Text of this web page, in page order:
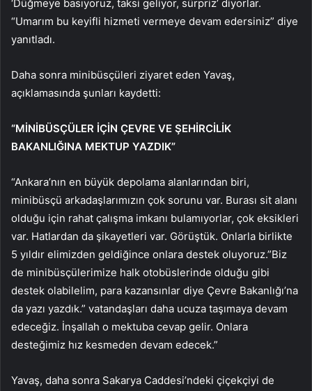
‘Düğmeye basıyoruz, taksi geliyor, sürpriz’ diyorlar.
“Umarım bu keyifli hizmeti vermeye devam edersiniz” diye
yanıtladı.
Daha sonra minibüsçüleri ziyaret eden Yavaş,
açıklamasında şunları kaydetti:
“MİNİBÜSÇÜLER İÇİN ÇEVRE VE ŞEHİRCİLİK
BAKANLIĞINA MEKTUP YAZDIK”
“Ankara’nın en büyük depolama alanlarından biri,
minibüsçü arkadaşlarımızın çok sorunu var. Burası sit alanı
olduğu için rahat çalışma imkanı bulamıyorlar, çok eksikleri
var. Hatlardan da şikayetleri var. Görüştük. Onlarla birlikte
5 yıldır elimizden geldiğince onlara destek oluyoruz.”Biz
de minibüsçülerimize halk otobüslerinde olduğu gibi
destek olabilelim, para kazansınlar diye Çevre Bakanlığı’na
da yazı yazdık.” vatandaşları daha ucuza taşımaya devam
edeceğiz. İnşallah o mektuba cevap gelir. Onlara
desteğimiz hız kesmeden devam edecek.”
Yavaş, daha sonra Sakarya Caddesi’ndeki çiçekçiyi de